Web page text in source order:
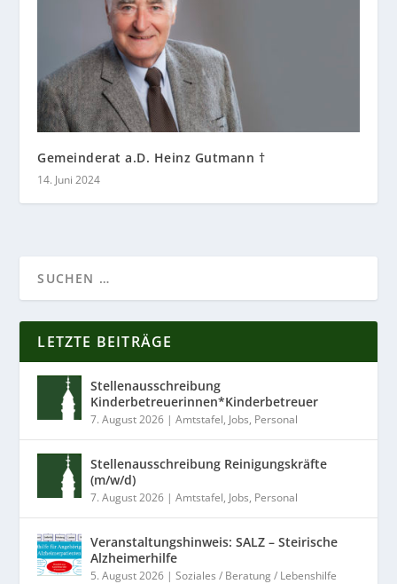
Gemeinderat a.D. Heinz Gutmann †
14. Juni 2024
LETZTE BEITRÄGE
Stellenausschreibung
Kinderbetreuerinnen*Kinderbetreuer
7. August 2026 |Amtstafel, Jobs, Personal
Stellenausschreibung Reinigungskräfte
(m/w/d)
7. August 2026 |Amtstafel, Jobs, Personal
Veranstaltungshinweis: SALZ – Steirische
Alzheimerhilfe
5. August 2026 |Soziales / Beratung / Lebenshilfe